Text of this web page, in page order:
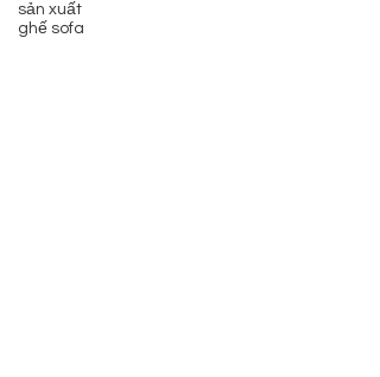
sản xuất
ghế sofa